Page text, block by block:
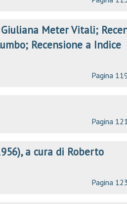
Meter Vitali;
Recensione a Indice
Pagina
Pagina
a cura di Roberto
Pagina 123